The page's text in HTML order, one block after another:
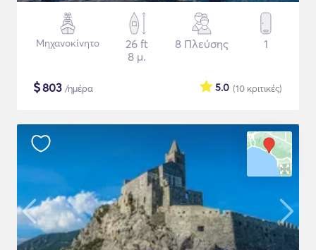
Μηχανοκίνητο
26 ft
8 μ.
8 Πλεύσης 1
$803 /ημέρα (10 κριτικές)
5.0